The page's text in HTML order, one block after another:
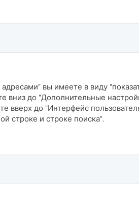
вы имеете в виду
вниз до "Дополнительные
вверх до "Интерфейс
строке и строке поиска".